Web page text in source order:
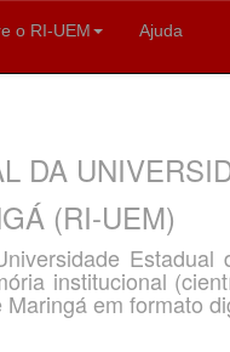
o RI-UEM Ajuda
DA
(RI-UEM)
Estadual
institucional
em formato